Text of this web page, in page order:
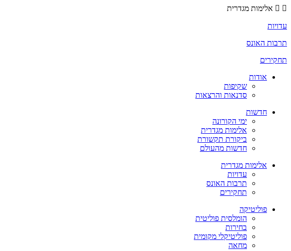
אלימות מגדרית
עדויות
תרבות האונס
תחקירים
אודות
שקיפות
סדנאות והרצאות
חדשות
ימי הקורונה
אלימות מגדרית
ביקורת תקשורת
חדשות מהעולם
אלימות מגדרית
עדויות
תרבות האונס
תחקירים
פוליטיקה
הומלסית פוליטית
בחירות
פוליטיקלי מקומית
מחאה